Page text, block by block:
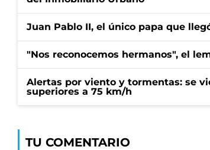
Juan Pablo II, el único papa que
"Nos reconocemos hermanos", el
Alertas por viento y tormentas: se
superiores a 75 km/h
TU COMENTARIO